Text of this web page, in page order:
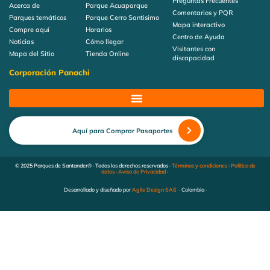
Acerca de
Parques temáticos
Compre aquí
Noticias
Mapa del Sitio
Parque Acuaparque
Parque Cerro Santisimo
Horarios
Cómo llegar
Tienda Online
Comentarios y PQR
Mapa interactivo
Centro de Ayuda
Visitantes con
discapacidad
Corporación Panachi
Aquí para Comprar Pasaportes
© 2025 Parques de Santander® · Todos los derechos reservados ·Términos y condiciones·Política de
datos·Aviso de Privacidad·
Desarrollado y diseñado porAgile Design SAS· Colombia ·